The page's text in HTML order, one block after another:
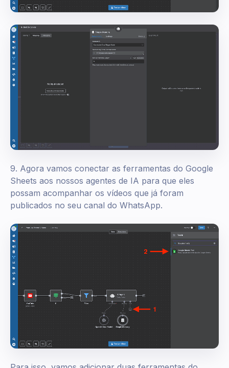
9. Agora vamos conectar as ferramentas do Google
Sheets aos nossos agentes de IA para que eles
possam acompanhar os vídeos que já foram
publicados no seu canal do WhatsApp.